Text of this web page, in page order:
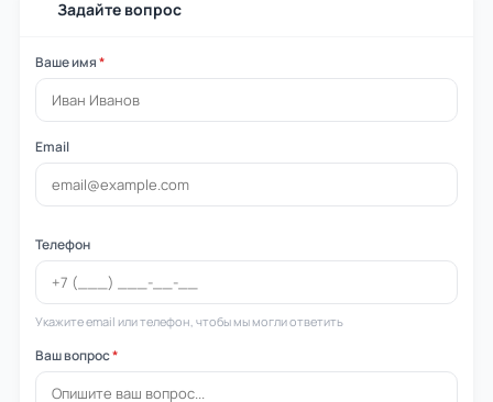
Задайте вопрос
Ваше имя*
Email
Телефон
Укажите email или телефон, чтобы мы могли ответить
Ваш вопрос*